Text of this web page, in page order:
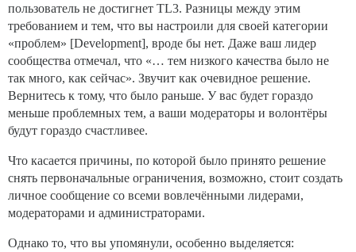
пользователь не достигнет TL3. Разницы между этим
требованием и тем, что вы настроили для своей категории
«проблем» [Development], вроде бы нет. Даже ваш лидер
сообщества отмечал, что «… тем низкого качества было не
так много, как сейчас». Звучит как очевидное решение.
Вернитесь к тому, что было раньше. У вас будет гораздо
меньше проблемных тем, а ваши модераторы и волонтёры
будут гораздо счастливее.
Что касается причины, по которой было принято решение
снять первоначальные ограничения, возможно, стоит создать
личное сообщение со всеми вовлечёнными лидерами,
модераторами и администраторами.
Однако то, что вы упомянули, особенно выделяется: